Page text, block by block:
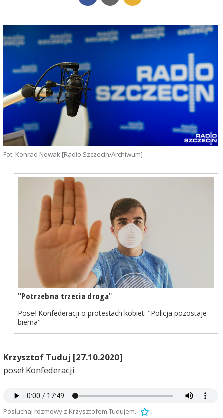
Fot. Konrad Nowak [Radio Szczecin/Archiwum]
"Potrzebna trzecia droga"
Poseł Konfederacji o protestach kobiet: "Policja pozostaje
bierna"
Krzysztof Tuduj [27.10.2020]
poseł Konfederacji
Posłuchaj rozmowy z Krzysztofem Tudujem.